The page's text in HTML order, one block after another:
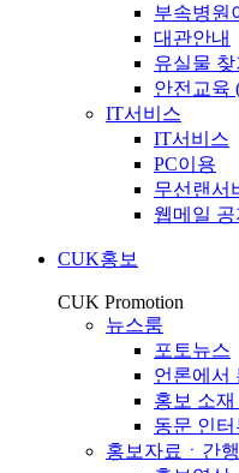
부속병원
대관안내
유실물 찾
안전교육
IT서비스
IT서비스
PC이용
무선랜서
웹메일
CUK홍보
CUK Promotion
뉴스룸
포토뉴스
언론에서
홍보 소
동문 인터
홍보자료ㆍ간